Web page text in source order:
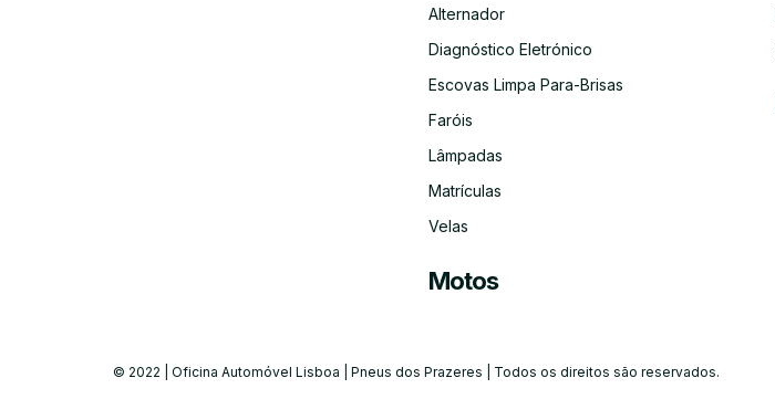
Alternador
Diagnóstico Eletrónico
Escovas Limpa Para-Brisas
Faróis
Lâmpadas
Matrículas
Velas
Motos
© 2022 | Oficina Automóvel Lisboa | Pneus dos Prazeres | Todos os direitos são reservados.
Carro